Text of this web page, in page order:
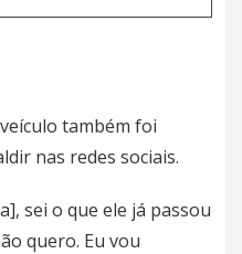
também foi
nas redes sociais.
sei o que ele já passou
quero. Eu vou